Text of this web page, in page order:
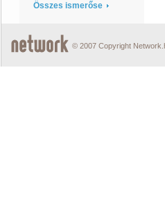
Összes ismerőse
© 2007 Copyright